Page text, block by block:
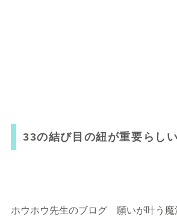
33の結び目の紐が重要らしい
ホウホウ先生のブログ 願いが叶う魔